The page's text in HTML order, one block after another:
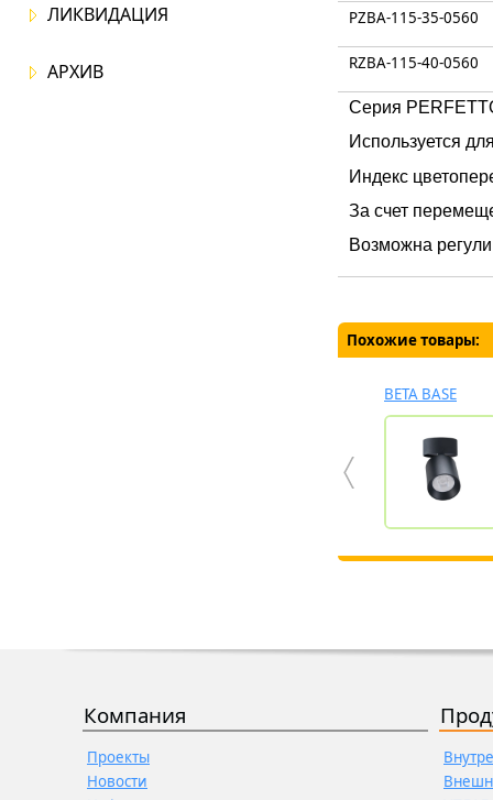
ЛИКВИДАЦИЯ
АРХИВ
PZBA-115-35-0560
RZBA-115-40-0560
Серия
Используется
Индекс
За счет
Возможна
Похожие товары:
BETA BASE
Компания
Проекты
Новости